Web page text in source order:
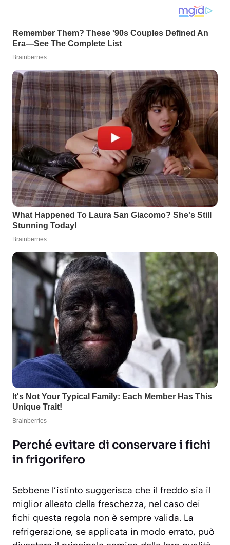
Perché evitare di conservare i fichi
in frigorifero
Sebbene l’istinto suggerisca che il freddo sia il
miglior alleato della freschezza, nel caso dei
fichi questa regola non è sempre valida. La
refrigerazione, se applicata in modo errato, può